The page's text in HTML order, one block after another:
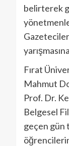
belirterek
Fırat
Mahmut
Prof. Dr.
Belgesel
geçen gün